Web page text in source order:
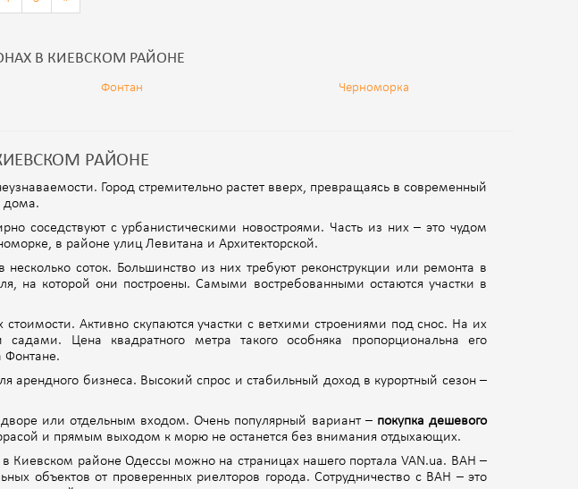
В КИЕВСКОМ РАЙОНЕ
Фонтан
Черноморка
РАЙОНЕ
Город стремительно растет вверх, превращаясь в современный
дома.
соседствуют с урбанистическими новостроями. Часть из них – это чудом
в районе улиц Левитана и Архитекторской.
соток. Большинство из них требуют реконструкции или ремонта в
на которой они построены. Самыми востребованными остаются участки в
Активно скупаются участки с ветхими строениями под снос. На их
Цена квадратного метра такого особняка пропорциональна его
Фонтане.
арендного бизнеса. Высокий спрос и стабильный доход в курортный сезон –
или отдельным входом. Очень популярный вариант – покупка дешевого
и прямым выходом к морю не останется без внимания отдыхающих.
районе Одессы можно на страницах нашего портала VAN.ua. ВАН –
объектов от проверенных риелторов города. Сотрудничество с ВАН – это